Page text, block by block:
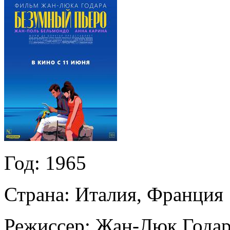
Год: 1965
Страна: Италия, Франция
Режиссер: Жан-Люк